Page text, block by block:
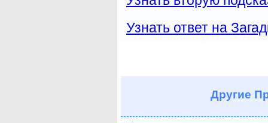
Узнать ответ на
Другие